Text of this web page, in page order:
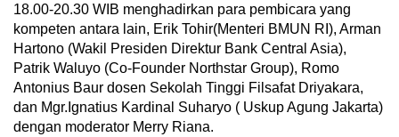
18.00-20.30 WIB menghadirkan para pembicara yang
kompeten antara lain, Erik Tohir(Menteri BMUN RI), Arman
Hartono (Wakil Presiden Direktur Bank Central Asia),
Patrik Waluyo (Co-Founder Northstar Group), Romo
Antonius Baur dosen Sekolah Tinggi Filsafat Driyakara,
dan Mgr.Ignatius Kardinal Suharyo ( Uskup Agung Jakarta)
dengan moderator Merry Riana.